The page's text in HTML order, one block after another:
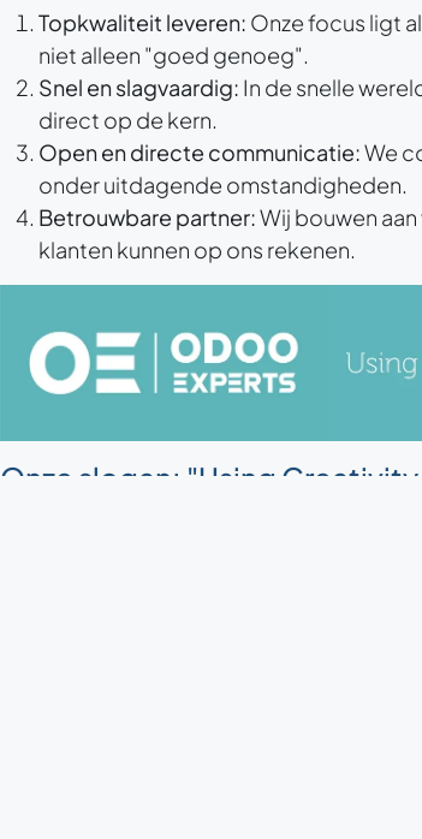
Topkwaliteit leveren: Onze focus ligt
niet alleen "goed genoeg".
Snel en slagvaardig: In de snelle
direct op de kern.
Open en directe communicatie:We
onder uitdagende omstandigheden.
Betrouwbare partner:Wij bouwen
klanten kunnen op ons rekenen.
Onze slogan: "Using